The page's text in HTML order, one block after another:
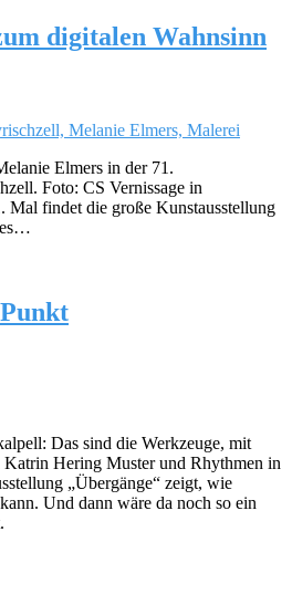
digitalen Wahnsinn
Elmers in der 71.
Foto: CS Vernissage in
Mal findet die große Kunstausstellung
Das sind die Werkzeuge, mit
Hering Muster und Rhythmen in
„Übergänge“ zeigt, wie
Und dann wäre da noch so ein